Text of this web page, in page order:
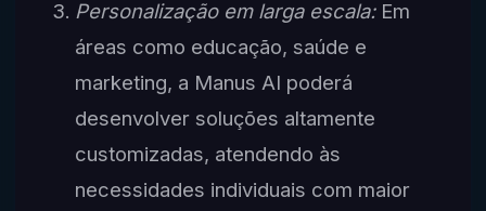
Personalização em larga escala:Em
áreas como educação, saúde e
marketing, a Manus AI poderá
desenvolver soluções altamente
customizadas, atendendo às
necessidades individuais com maior